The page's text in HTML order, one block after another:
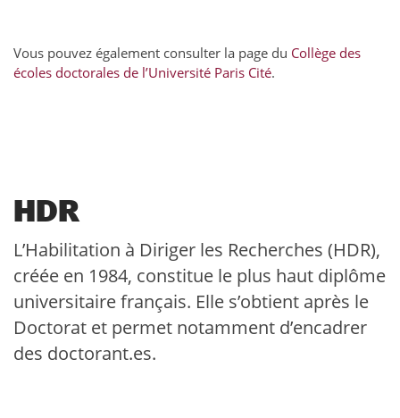
Vous pouvez également consulter la page du Collège des
écoles doctorales de l’Université Paris Cité.
HDR
L’Habilitation à Diriger les Recherches (HDR),
créée en 1984, constitue le plus haut diplôme
universitaire français. Elle s’obtient après le
Doctorat et permet notamment d’encadrer
des doctorant.es.